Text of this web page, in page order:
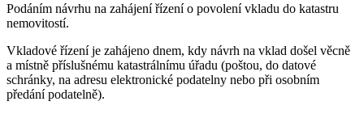
Podáním návrhu na zahájení řízení o povolení vkladu do katastru
nemovitostí.
Vkladové řízení je zahájeno dnem, kdy návrh na vklad došel věcně
a místně příslušnému katastrálnímu úřadu (poštou, do datové
schránky, na adresu elektronické podatelny nebo při osobním
předání podatelně).